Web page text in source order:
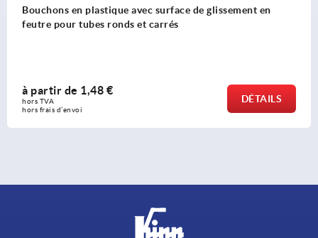
Pieds réglables en acier ou en inox
à partir de
hors frais d’envoi